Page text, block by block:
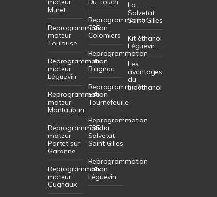
moteur
Muret
Reprogrammation
moteur
Toulouse
Reprogrammation
moteur
Léguevin
Reprogrammation
moteur
Montauban
Reprogrammation
moteur
Portet sur
Garonne
Reprogrammation
moteur
Cugnaux
Du Touch
Reprogrammation
E85
Colomiers
Reprogrammation
E85
Blagnac
Reprogrammation
E85
Tournefeuille
Reprogrammation
E85 La
Salvetat
Saint Gilles
Reprogrammation
E85
Léguevin
La
Salvetat
Saint Gilles
Kit éthanol
Léguevin
Les
avantages
du
bioéthanol